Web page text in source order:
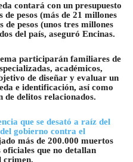
contará con un presupuesto
pesos (más de 21 millones
de pesos (unos tres millones
del país, aseguró Encinas.
participarán familiares de
académicos,
de diseñar y evaluar un
e identificación, así como
de delitos relacionados.
que se desató a raíz del
gobierno contra el
más de 200.000 muertos
oficiales que no detallan
crimen.